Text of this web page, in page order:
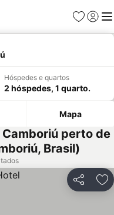
Favoritos
Iniciar
Hóspedes e quartos
2 hóspedes, 1 quarto.
Mapa
perto de
Brasil)
Partilhar